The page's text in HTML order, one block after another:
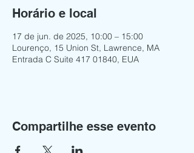
Horário e local
17 de jun. de 2025, 10:00 – 15:00
Lourenço, 15 Union St, Lawrence, MA
Entrada C Suite 417 01840, EUA
Compartilhe esse evento